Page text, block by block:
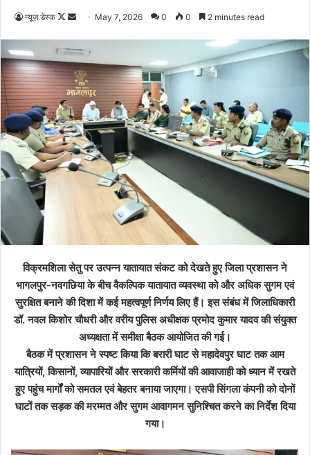
न्यूज़ डेस्क
Follow
X
Send
email
May 7, 2026 0 0 2 minutes read
विक्रमशिला सेतु पर उत्पन्न यातायात संकट को देखते हुए जिला प्रशासन ने
भागलपुर-नवगछिया के बीच वैकल्पिक यातायात व्यवस्था को और अधिक सुगम एवं
सुरक्षित बनाने की दिशा में कई महत्वपूर्ण निर्णय लिए हैं। इस संबंध में जिलाधिकारी
डॉ. नवल किशोर चौधरी और वरीय पुलिस अधीक्षक प्रमोद कुमार यादव की संयुक्त
अध्यक्षता में समीक्षा बैठक आयोजित की गई।
बैठक में प्रशासन ने स्पष्ट किया कि बरारी घाट से महादेवपुर घाट तक आम
यात्रियों, किसानों, व्यापारियों और सरकारी कर्मियों की आवाजाही को ध्यान में रखते
हुए पहुंच मार्गों को समतल एवं बेहतर बनाया जाएगा। एसपी सिंगला कंपनी को दोनों
घाटों तक सड़क की मरम्मत और सुगम आवागमन सुनिश्चित करने का निर्देश दिया
गया।